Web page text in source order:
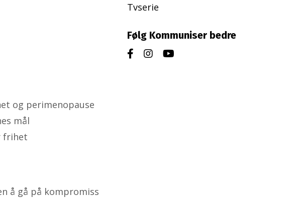
og perimenopause
mål
frihet
å gå på kompromiss
Tvserie
Følg Kommuniser bedre